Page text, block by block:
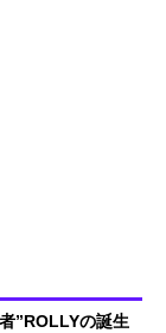
”ROLLYの誕生